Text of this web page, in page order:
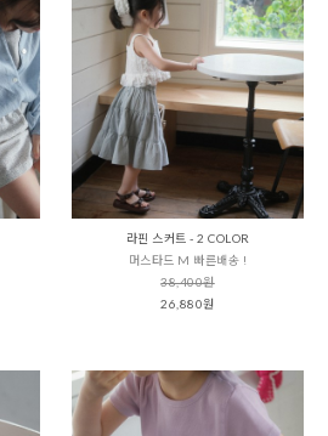
라핀 스커트 - 2 COLOR
머스타드 M 빠른배송 !
38,400원
26,880원